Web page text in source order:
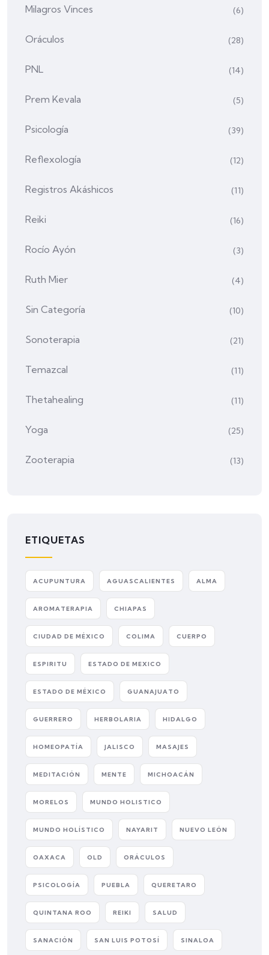
Milagros Vinces (6)
Oráculos (28)
PNL (14)
Prem Kevala (5)
Psicología (39)
Reflexología (12)
Registros Akáshicos (11)
Reiki (16)
Rocío Ayón (3)
Ruth Mier (4)
Sin Categoría (10)
Sonoterapia (21)
Temazcal (11)
Thetahealing (11)
Yoga (25)
Zooterapia (13)
ETIQUETAS
ACUPUNTURA AGUASCALIENTES ALMA
AROMATERAPIA CHIAPAS
CIUDAD DE MÉXICO COLIMA CUERPO
ESPIRITU ESTADO DE MEXICO
ESTADO DE MÉXICO GUANAJUATO
GUERRERO HERBOLARIA HIDALGO
HOMEOPATÍA JALISCO MASAJES
MEDITACIÓN MENTE MICHOACÁN
MORELOS MUNDO HOLISTICO
MUNDO HOLÍSTICO NAYARIT NUEVO LEÓN
OAXACA OLD ORÁCULOS
PSICOLOGÍA PUEBLA QUERETARO
QUINTANA ROO REIKI SALUD
SANACIÓN SAN LUIS POTOSÍ SINALOA